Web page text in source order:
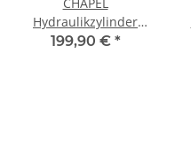
Hydraulikzylinder
640/4, einfachwirkend,
199,90 € *